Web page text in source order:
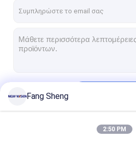
Fang Sheng
2:50 PM